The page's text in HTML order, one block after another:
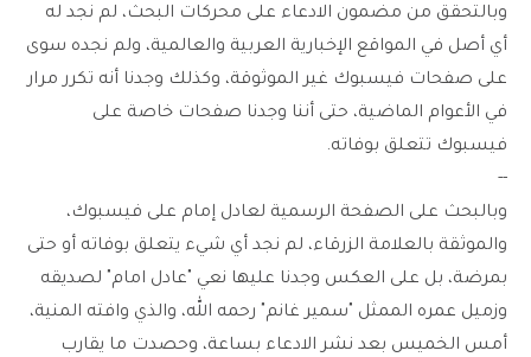
وبالتحقق من مضمون الادعاء على محركات البحث، لم نجد له
أي أصل في المواقع الإخبارية العربية والعالمية، ولم نجده سوى
على صفحات فيسبوك غير الموثوقة، وكذلك وجدنا أنه تكرر مرار
في الأعوام الماضية، حتى أننا وجدنا صفحات خاصة على
فيسبوك تتعلق بوفاته.
--
وبالبحث على الصفحة الرسمية لعادل إمام على فيسبوك،
والموثقة بالعلامة الزرقاء، لم نجد أي شيء يتعلق بوفاته أو حتى
بمرضة، بل على العكس وجدنا عليها نعي "عادل امام" لصديقه
وزميل عمره الممثل "سمير غانم" رحمه الله، والذي وافته المنية،
أمس الخميس بعد نشر الادعاء بساعة، وحصدت ما يقارب